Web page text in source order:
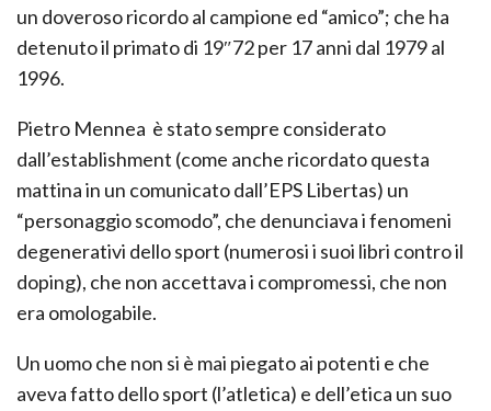
un doveroso ricordo al campione ed “amico”; che ha
detenuto il primato di 19″72 per 17 anni dal 1979 al
1996.
Pietro Mennea è stato sempre considerato
dall’establishment (come anche ricordato questa
mattina in un comunicato dall’EPS Libertas) un
“personaggio scomodo”, che denunciava i fenomeni
degenerativi dello sport (numerosi i suoi libri contro il
doping), che non accettava i compromessi, che non
era omologabile.
Un uomo che non si è mai piegato ai potenti e che
aveva fatto dello sport (l’atletica) e dell’etica un suo